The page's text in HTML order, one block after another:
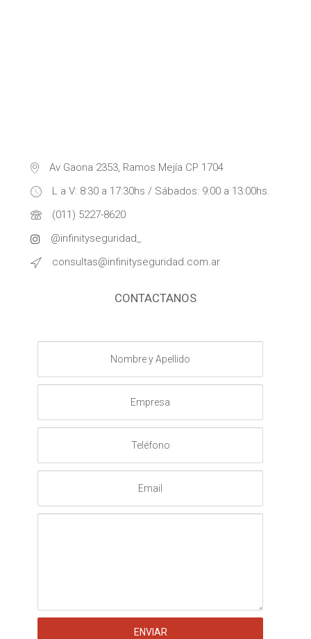
CONTACTANOS
Apellido
Av Gaona 2353, Ramos Mejía CP 1704
L a V: 8:30 a 17:30hs / Sábados: 9:00 a 13:00hs.
(011) 5227-8620
@infinityseguridad_
consultas@infinityseguridad.com.ar